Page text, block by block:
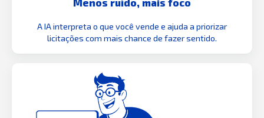
A IA interpreta o que você vende e ajuda a priorizar
licitações com mais chance de fazer sentido.